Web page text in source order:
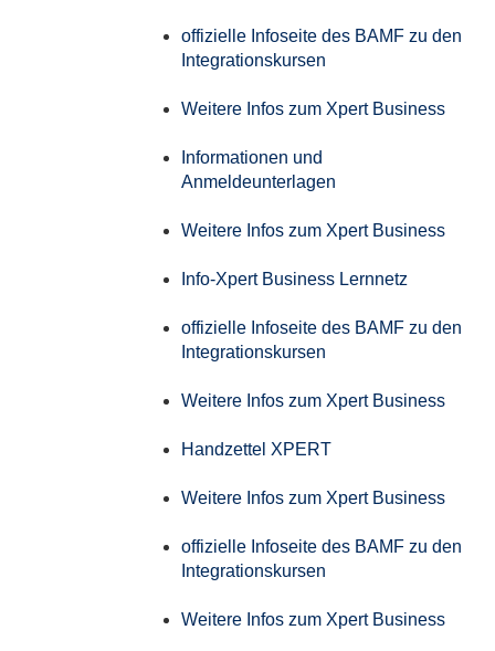
offizielle Infoseite des BAMF zu den
Integrationskursen
Weitere Infos zum Xpert Business
Informationen und
Anmeldeunterlagen
Weitere Infos zum Xpert Business
Info-Xpert Business Lernnetz
offizielle Infoseite des BAMF zu den
Integrationskursen
Weitere Infos zum Xpert Business
Handzettel XPERT
Weitere Infos zum Xpert Business
offizielle Infoseite des BAMF zu den
Integrationskursen
Weitere Infos zum Xpert Business